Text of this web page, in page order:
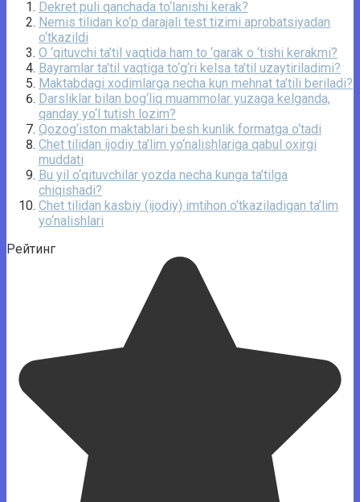
Dekret puli qanchada to‘lanishi kerak?
Nemis tilidan ko‘p darajali test tizimi aprobatsiyadan
o‘tkazildi
O ‘qituvchi ta’til vaqtida ham to ‘garak o ‘tishi kerakmi?
Bayramlar ta’til vaqtiga to‘g‘ri kelsa ta’til uzaytiriladimi?
Maktabdagi xodimlarga necha kun mehnat ta’tili beriladi?
Darsliklar bilan bog‘liq muammolar yuzaga kelganda,
qanday yo‘l tutish lozim?
Qozog‘iston maktablari besh kunlik formatga o‘tadi
Chet tilidan ijodiy ta’lim yo‘nalishlariga qabul oxirgi
muddati
Bu yil o‘qituvchilar yozda necha kunga ta’tilga
chiqishadi?
Chet tilidan kasbiy (ijodiy) imtihon o‘tkaziladigan ta’lim
yo‘nalishlari
Рейтинг